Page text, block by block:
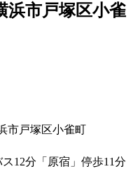
市戸塚区小雀
戸塚区小雀町
12分「原宿」停歩11分